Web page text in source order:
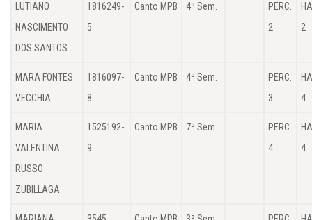
LUTIANO
NASCIMENTO
DOS SANTOS
1816249-
5
Canto MPB 4º Sem.
PERC.
2
2
MARA FONTES
VECCHIA
1816097-
8
Canto MPB 4º Sem.
PERC.
3
4
MARIA
VALENTINA
RUSSO
ZUBILLAGA
1525192-
9
Canto MPB 7º Sem.
PERC.
4
4